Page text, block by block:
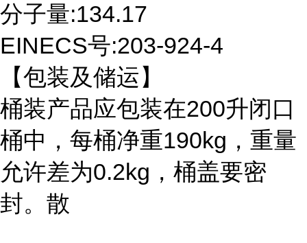
分子量:134.17
EINECS号:203-924-4
【包装及储运】
桶装产品应包装在200升闭口
桶中，每桶净重190kg，重量
允许差为0.2kg，桶盖要密
封。散